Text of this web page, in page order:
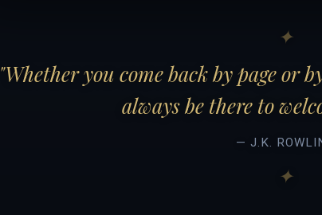
"Whether you come back by page or
always be there to
— J.K.